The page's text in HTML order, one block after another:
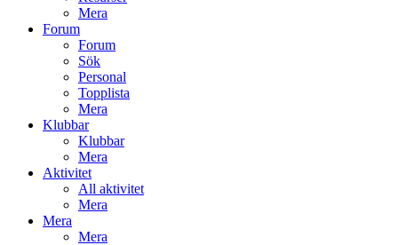
Mera
Forum
Forum
Sök
Personal
Topplista
Mera
Klubbar
Klubbar
Mera
Aktivitet
All aktivitet
Mera
Mera
Mera